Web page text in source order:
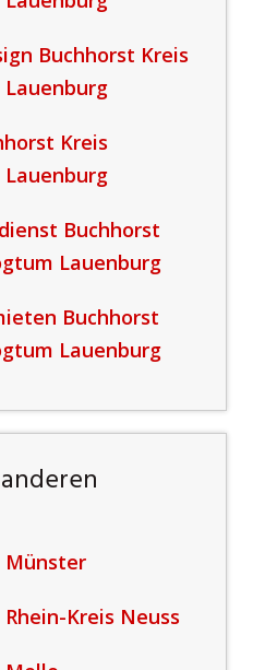
Buchhorst Kreis
Kreis
Buchhorst
Lauenburg
Buchhorst
Lauenburg
Münster
Kreis Neuss